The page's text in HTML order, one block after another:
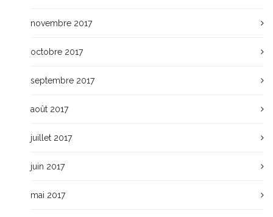
novembre 2017
octobre 2017
septembre 2017
août 2017
juillet 2017
juin 2017
mai 2017